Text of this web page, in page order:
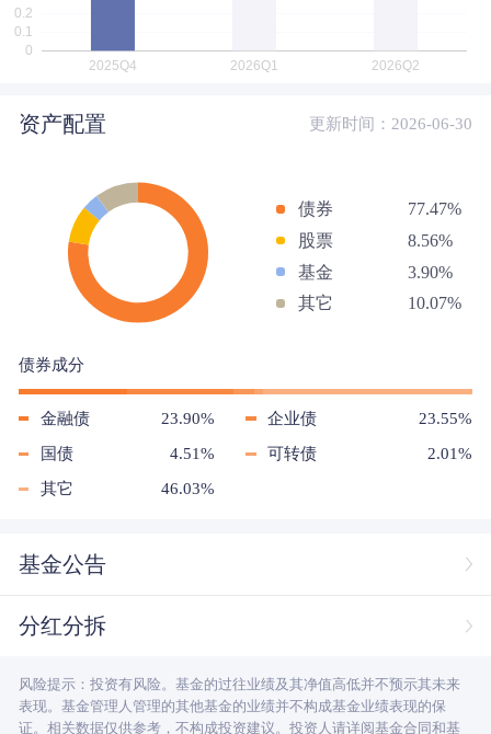
资产配置 更新时间：2026-06-30
债券
77.47%
股票
8.56%
基金
3.90%
其它
10.07%
债券成分
金融债 23.90% 企业债 23.55%
国债 4.51% 可转债 2.01%
其它 46.03%
基金公告
分红分拆
风险提示：投资有风险。基金的过往业绩及其净值高低并不预示其未来
表现。基金管理人管理的其他基金的业绩并不构成基金业绩表现的保
证。相关数据仅供参考，不构成投资建议。投资人请详阅基金合同和基